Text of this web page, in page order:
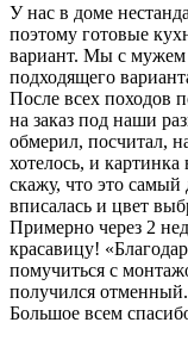
У нас в доме
поэтому готовые
вариант. Мы с
подходящего
После всех походов
на заказ под наши
обмерил, посчитал,
хотелось, и
скажу, что это
вписалась и цвет
Примерно через 2
красавицу!
помучиться с
получился отменный.
Большое всем